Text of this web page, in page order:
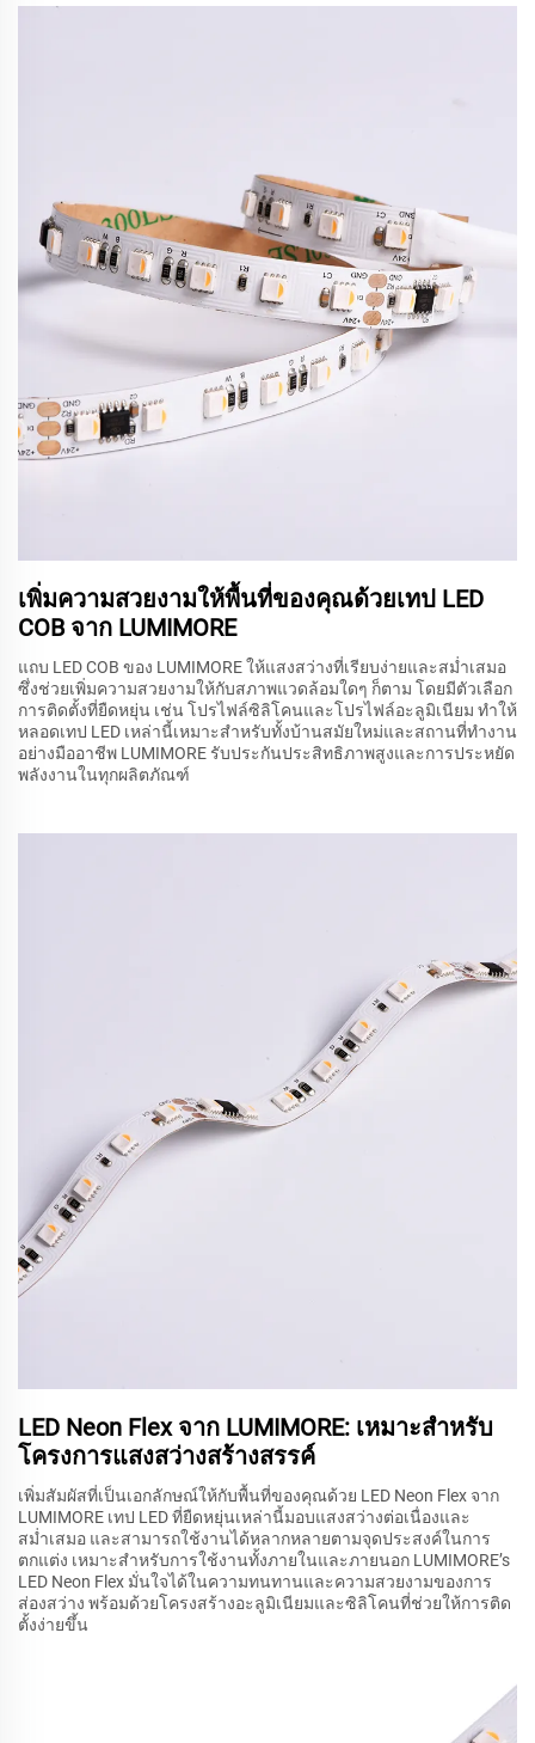
เพิ่มความสวยงามให้พื้นที่ของคุณด้วยเทป LED
COB จาก LUMIMORE
แถบ LED COB ของ LUMIMORE ให้แสงสว่างที่เรียบง่ายและสม่ำเสมอ
ซึ่งช่วยเพิ่มความสวยงามให้กับสภาพแวดล้อมใดๆ ก็ตาม โดยมีตัวเลือก
การติดตั้งที่ยืดหยุ่น เช่น โปรไฟล์ซิลิโคนและโปรไฟล์อะลูมิเนียม ทำให้
หลอดเทป LED เหล่านี้เหมาะสำหรับทั้งบ้านสมัยใหม่และสถานที่ทำงาน
อย่างมืออาชีพ LUMIMORE รับประกันประสิทธิภาพสูงและการประหยัด
พลังงานในทุกผลิตภัณฑ์
LED Neon Flex จาก LUMIMORE: เหมาะสำหรับ
โครงการแสงสว่างสร้างสรรค์
เพิ่มสัมผัสที่เป็นเอกลักษณ์ให้กับพื้นที่ของคุณด้วย LED Neon Flex จาก
LUMIMORE เทป LED ที่ยืดหยุ่นเหล่านี้มอบแสงสว่างต่อเนื่องและ
สม่ำเสมอ และสามารถใช้งานได้หลากหลายตามจุดประสงค์ในการ
ตกแต่ง เหมาะสำหรับการใช้งานทั้งภายในและภายนอก LUMIMORE’s
LED Neon Flex มั่นใจได้ในความทนทานและความสวยงามของการ
ส่องสว่าง พร้อมด้วยโครงสร้างอะลูมิเนียมและซิลิโคนที่ช่วยให้การติด
ตั้งง่ายขึ้น